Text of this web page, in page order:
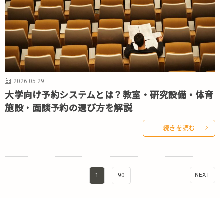
2026.05.29
大学向け予約システムとは？教室・研究設備・体育
施設・面談予約の選び方を解説
続きを読む
1 90 NEXT